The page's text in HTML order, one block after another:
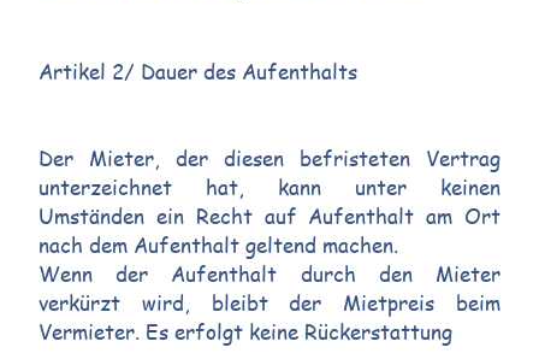
Artikel 2/ Dauer des Aufenthalts
Der Mieter, der diesen befristeten Vertrag
unterzeichnet hat, kann unter keinen
Umständen ein Recht auf Aufenthalt am Ort
nach dem Aufenthalt geltend machen.
Wenn der Aufenthalt durch den Mieter
verkürzt wird, bleibt der Mietpreis beim
Vermieter. Es erfolgt keine Rückerstattung